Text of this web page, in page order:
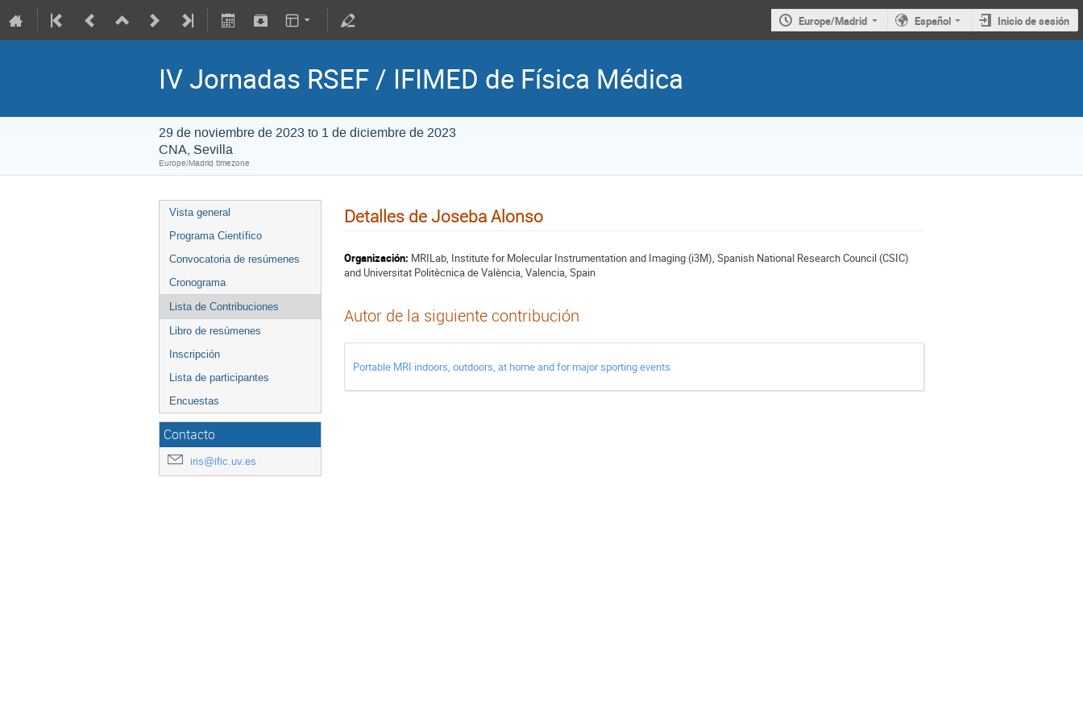
Europe/Madrid Español Inicio de sesión
IV Jornadas RSEF / IFIMED de Física Médica
29 de noviembre de 2023 to 1 de diciembre de 2023
CNA, Sevilla
Europe/Madrid timezone
Vista general
Programa Científico
Convocatoria de resúmenes
Cronograma
Lista de Contribuciones
Libro de resúmenes
Inscripción
Lista de participantes
Encuestas
Contacto
iris@ific.uv.es
Detalles de Joseba Alonso
Organización: MRILab, Institute for Molecular Instrumentation and Imaging (i3M), Spanish National Research Council (CSIC)
and Universitat Politècnica de València, Valencia, Spain
Autor de la siguiente contribución
Portable MRI indoors, outdoors, at home and for major sporting events